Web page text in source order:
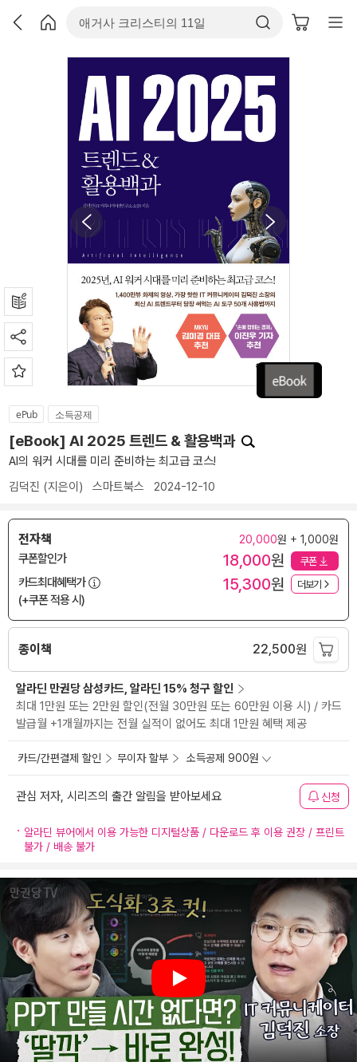
ePub 소득공제
[eBook] AI 2025 트렌드 & 활용백과
AI의 워커 시대를 미리 준비하는 최고급 코스!
김덕진 (지은이) 스마트북스 2024-12-10
전자책 20,000원 + 1,000원
쿠폰할인가 18,000원 쿠폰
카드최대혜택가
(+쿠폰 적용 시)
15,300원 더보기
종이책 22,500원
알라딘 만권당 삼성카드, 알라딘 15% 청구 할인
최대 1만원 또는 2만원 할인(전월 30만원 또는 60만원 이용 시) / 카드
발급월 +1개월까지는 전월 실적이 없어도 최대 1만원 혜택 제공
카드/간편결제 할인 무이자 할부 소득공제 900원
관심 저자, 시리즈의 출간 알림을 받아보세요 신청
알라딘 뷰어에서 이용 가능한 디지털상품 / 다운로드 후 이용 권장 / 프린트
불가 / 배송 불가
Play